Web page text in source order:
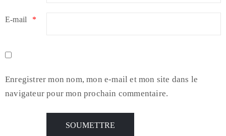
E-mail *
Enregistrer mon nom, mon e-mail et mon site dans le
navigateur pour mon prochain commentaire.